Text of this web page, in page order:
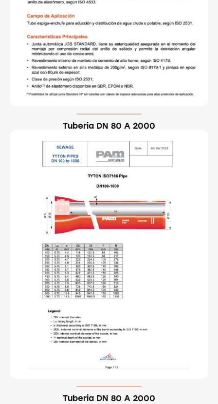
Tuberia DN 80 A 2000
Tuberia DN 80 A 2000